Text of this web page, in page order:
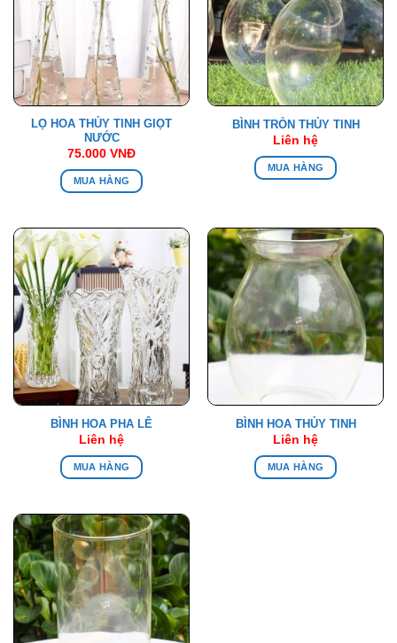
LỌ HOA THỦY TINH GIỌT
NƯỚC
75.000 VNĐ
MUA HÀNG
BÌNH TRÒN THỦY TINH
Liên hệ
MUA HÀNG
BÌNH HOA PHA LÊ
Liên hệ
MUA HÀNG
BÌNH HOA THỦY TINH
Liên hệ
MUA HÀNG